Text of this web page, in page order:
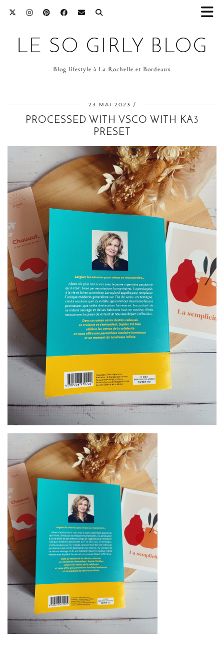
LE SO GIRLY BLOG
Blog lifestyle à La Rochelle et Bordeaux
23 MAI 2023
PROCESSED WITH VSCO WITH KA3
PRESET